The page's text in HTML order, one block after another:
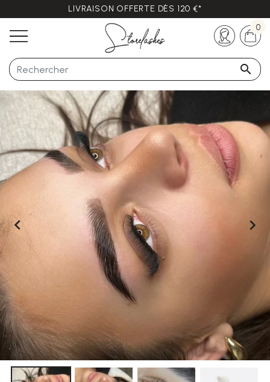
LIVRAISON OFFERTE DÈS 120 €*
Des questions ?
+33 (0)5 57 21 62 94

0
 